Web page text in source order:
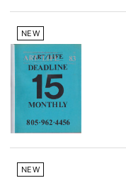
NEW
NEW